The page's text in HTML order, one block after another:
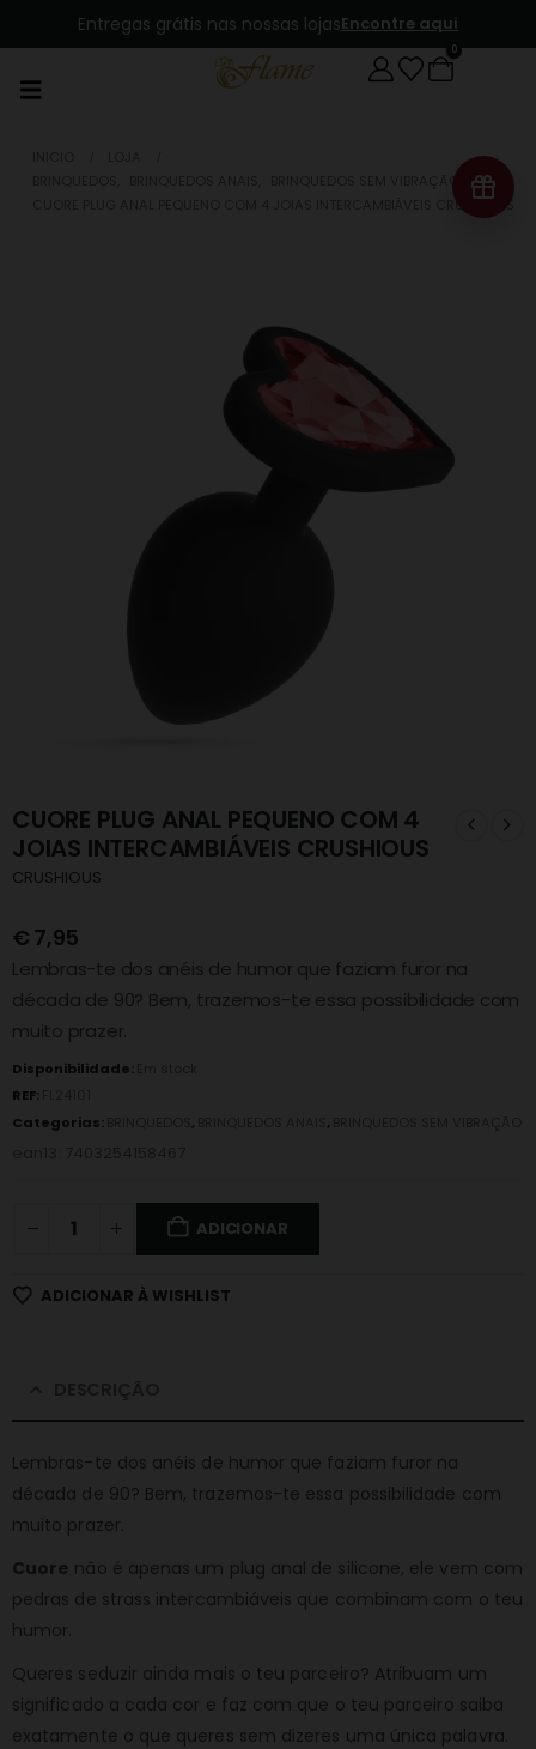
Entregas grátis nas nossas lojasEncontre aqui
0
BRINQUEDOS SEM VIBRAÇÃO
CUORE PLUG ANAL PEQUENO COM 4 JOIAS INTERCAMBIÁVEIS CRUSHIOUS
CUORE PLUG ANAL PEQUENO COM 4
JOIAS INTERCAMBIÁVEIS CRUSHIOUS
CRUSHIOUS
€ 7,95
Lembras-te dos anéis de humor que faziam furor na
década de 90? Bem, trazemos-te essa possibilidade com
muito prazer.
Disponibilidade:
REF:
Categorias:
, ,
ADICIONAR
ADICIONAR À WISHLIST
Lembras-te dos anéis de humor que faziam furor na
década de 90? Bem, trazemos-te essa possibilidade com
muito prazer.
Cuore não é apenas um plug anal de silicone, ele vem com
pedras de strass intercambiáveis que combinam com o teu
humor.
Queres seduzir ainda mais o teu parceiro? Atribuam um
significado a cada cor e faz com que o teu parceiro saiba
exatamente o que queres sem dizeres uma única palavra.